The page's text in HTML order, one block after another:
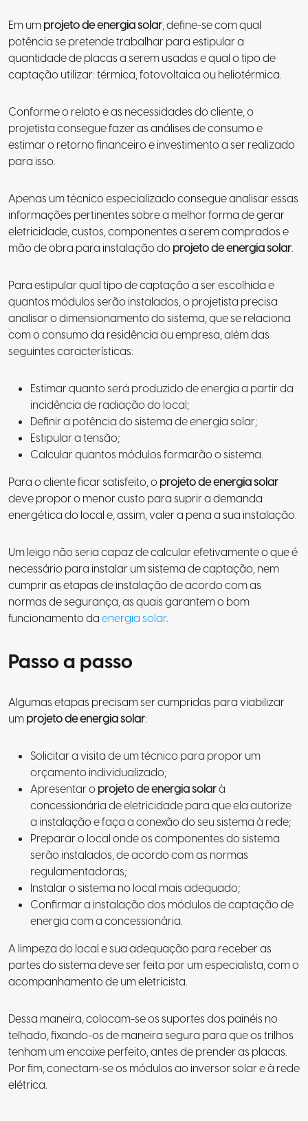
Em umprojeto de energia solar, define-se com qual
potência se pretende trabalhar para estipular a
quantidade de placas a serem usadas e qual o tipo de
captação utilizar: térmica, fotovoltaica ou heliotérmica.
Conforme o relato e as necessidades do cliente, o
projetista consegue fazer as análises de consumo e
estimar o retorno financeiro e investimento a ser realizado
para isso.
Apenas um técnico especializado consegue analisar essas
informações pertinentes sobre a melhor forma de gerar
eletricidade, custos, componentes a serem comprados e
mão de obra para instalação doprojeto de energia solar.
Para estipular qual tipo de captação a ser escolhida e
quantos módulos serão instalados, o projetista precisa
analisar o dimensionamento do sistema, que se relaciona
com o consumo da residência ou empresa, além das
seguintes características:
Estimar quanto será produzido de energia a partir da
incidência de radiação do local;
Definir a potência do sistema de energia solar;
Estipular a tensão;
Calcular quantos módulos formarão o sistema.
Para o cliente ficar satisfeito, oprojeto de energia solar
deve propor o menor custo para suprir a demanda
energética do local e, assim, valer a pena a sua instalação.
Um leigo não seria capaz de calcular efetivamente o que é
necessário para instalar um sistema de captação, nem
cumprir as etapas de instalação de acordo com as
normas de segurança, as quais garantem o bom
funcionamento daenergia solar.
Passo a passo
Algumas etapas precisam ser cumpridas para viabilizar
umprojeto de energia solar:
Solicitar a visita de um técnico para propor um
orçamento individualizado;
Apresentar oprojeto de energia solarà
concessionária de eletricidade para que ela autorize
a instalação e faça a conexão do seu sistema à rede;
Preparar o local onde os componentes do sistema
serão instalados, de acordo com as normas
regulamentadoras;
Instalar o sistema no local mais adequado;
Confirmar a instalação dos módulos de captação de
energia com a concessionária.
A limpeza do local e sua adequação para receber as
partes do sistema deve ser feita por um especialista, com o
acompanhamento de um eletricista.
Dessa maneira, colocam-se os suportes dos painéis no
telhado, fixando-os de maneira segura para que os trilhos
tenham um encaixe perfeito, antes de prender as placas.
Por fim, conectam-se os módulos ao inversor solar e à rede
elétrica.